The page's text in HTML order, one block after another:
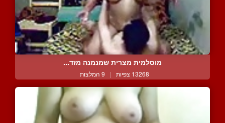
מוסלמית מצרית שמנמנה מזד...
13268 צפיות | 9 המלצות